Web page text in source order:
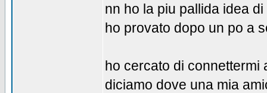
nn ho la piu pallida idea
ho provato dopo un po a
ho cercato di connettermi
diciamo dove una mia